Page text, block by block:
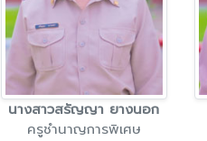
นางสาวสรัญญา ยางนอก
ครูชำนาญการพิเศษ